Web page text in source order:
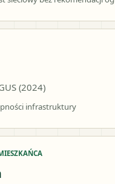
(2024)
infrastruktury